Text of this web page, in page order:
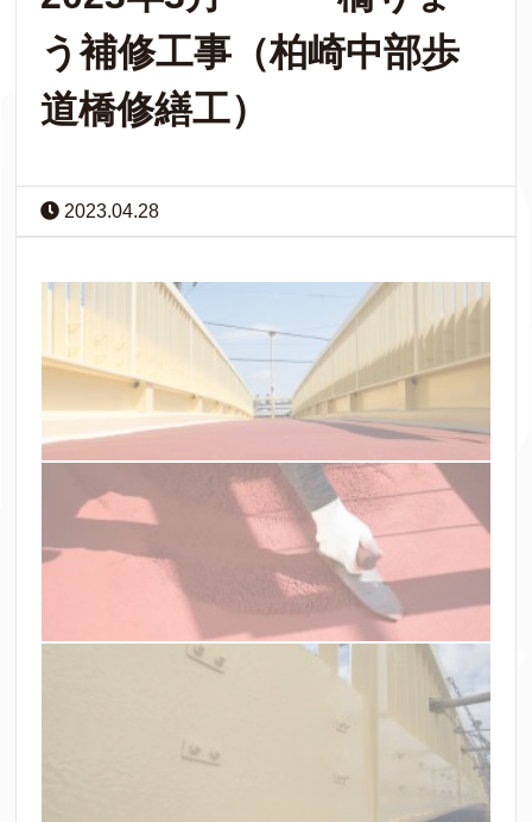
う補修工事（柏崎中部歩
道橋修繕工）
2023.04.28